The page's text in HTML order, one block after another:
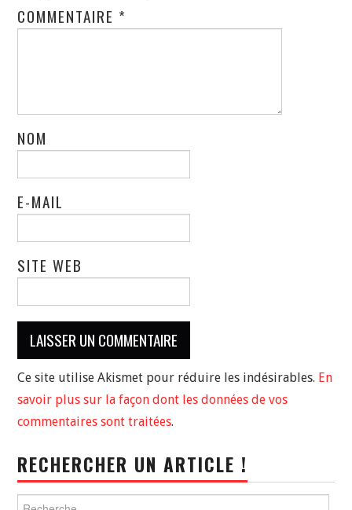
COMMENTAIRE *
NOM
E-MAIL
SITE WEB
Ce site utilise Akismet pour réduire les indésirables. En
savoir plus sur la façon dont les données de vos
commentaires sont traitées.
RECHERCHER UN ARTICLE !